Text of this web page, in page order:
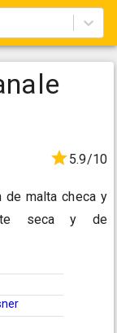
5.9/10
de malta checa y
seca y de